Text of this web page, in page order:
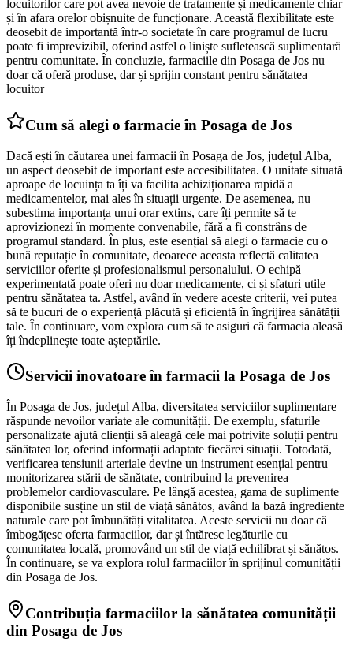
locuitorilor care pot avea nevoie de tratamente și medicamente chiar
și în afara orelor obișnuite de funcționare. Această flexibilitate este
deosebit de importantă într-o societate în care programul de lucru
poate fi imprevizibil, oferind astfel o liniște sufletească suplimentară
pentru comunitate. În concluzie, farmaciile din Posaga de Jos nu
doar că oferă produse, dar și sprijin constant pentru sănătatea
locuitor
Cum să alegi o farmacie în Posaga de Jos
Dacă ești în căutarea unei farmacii în Posaga de Jos, județul Alba,
un aspect deosebit de important este accesibilitatea. O unitate situată
aproape de locuința ta îți va facilita achiziționarea rapidă a
medicamentelor, mai ales în situații urgente. De asemenea, nu
subestima importanța unui orar extins, care îți permite să te
aprovizionezi în momente convenabile, fără a fi constrâns de
programul standard. În plus, este esențial să alegi o farmacie cu o
bună reputație în comunitate, deoarece aceasta reflectă calitatea
serviciilor oferite și profesionalismul personalului. O echipă
experimentată poate oferi nu doar medicamente, ci și sfaturi utile
pentru sănătatea ta. Astfel, având în vedere aceste criterii, vei putea
să te bucuri de o experiență plăcută și eficientă în îngrijirea sănătății
tale. În continuare, vom explora cum să te asiguri că farmacia aleasă
îți îndeplinește toate așteptările.
Servicii inovatoare în farmacii la Posaga de Jos
În Posaga de Jos, județul Alba, diversitatea serviciilor suplimentare
răspunde nevoilor variate ale comunității. De exemplu, sfaturile
personalizate ajută clienții să aleagă cele mai potrivite soluții pentru
sănătatea lor, oferind informații adaptate fiecărei situații. Totodată,
verificarea tensiunii arteriale devine un instrument esențial pentru
monitorizarea stării de sănătate, contribuind la prevenirea
problemelor cardiovasculare. Pe lângă acestea, gama de suplimente
disponibile susține un stil de viață sănătos, având la bază ingrediente
naturale care pot îmbunătăți vitalitatea. Aceste servicii nu doar că
îmbogățesc oferta farmaciilor, dar și întăresc legăturile cu
comunitatea locală, promovând un stil de viață echilibrat și sănătos.
În continuare, se va explora rolul farmaciilor în sprijinul comunității
din Posaga de Jos.
Contribuția farmaciilor la sănătatea comunității
din Posaga de Jos